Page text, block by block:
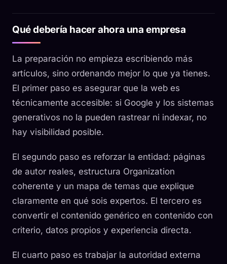
Qué debería hacer ahora una empresa
La preparación no empieza escribiendo más
artículos, sino ordenando mejor lo que ya tienes.
El primer paso es asegurar que la web es
técnicamente accesible: si Google y los sistemas
generativos no la pueden rastrear ni indexar, no
hay visibilidad posible.
El segundo paso es reforzar la entidad: páginas
de autor reales, estructura Organization
coherente y un mapa de temas que explique
claramente en qué sois expertos. El tercero es
convertir el contenido genérico en contenido con
criterio, datos propios y experiencia directa.
El cuarto paso es trabajar la autoridad externa